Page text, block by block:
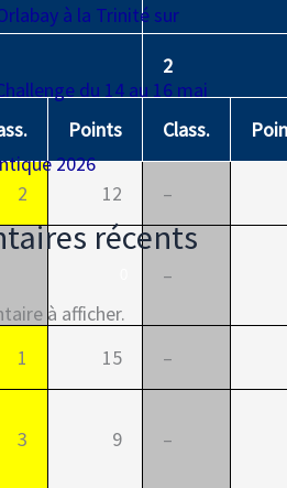
2
Points Class.
2 12 –
–
1 15 –
3 9 –
à la Trinité sur
du 14 au 16 mai
2026
récents
à afficher.